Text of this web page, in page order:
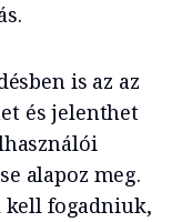
is az az
és jelenthet
alapoz meg.
kell fogadniuk,